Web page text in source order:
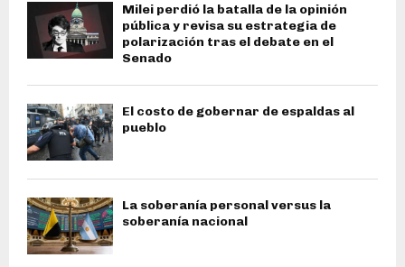
Milei perdió la batalla de la opinión
pública y revisa su estrategia de
polarización tras el debate en el
Senado
El costo de gobernar de espaldas al
pueblo
La soberanía personal versus la
soberanía nacional